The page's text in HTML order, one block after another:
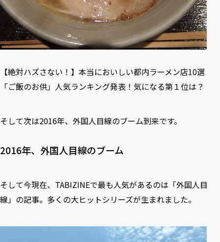
【絶対ハズさない！】本当においしい都内ラーメン店10選
「ご飯のお供」人気ランキング発表！気になる第１位は？
そして次は2016年、外国人目線のブーム到来です。
2016年、外国人目線のブーム
そして今現在、TABIZINEで最も人気があるのは「外国人目
線」の記事。多くの大ヒットシリーズが生まれました。